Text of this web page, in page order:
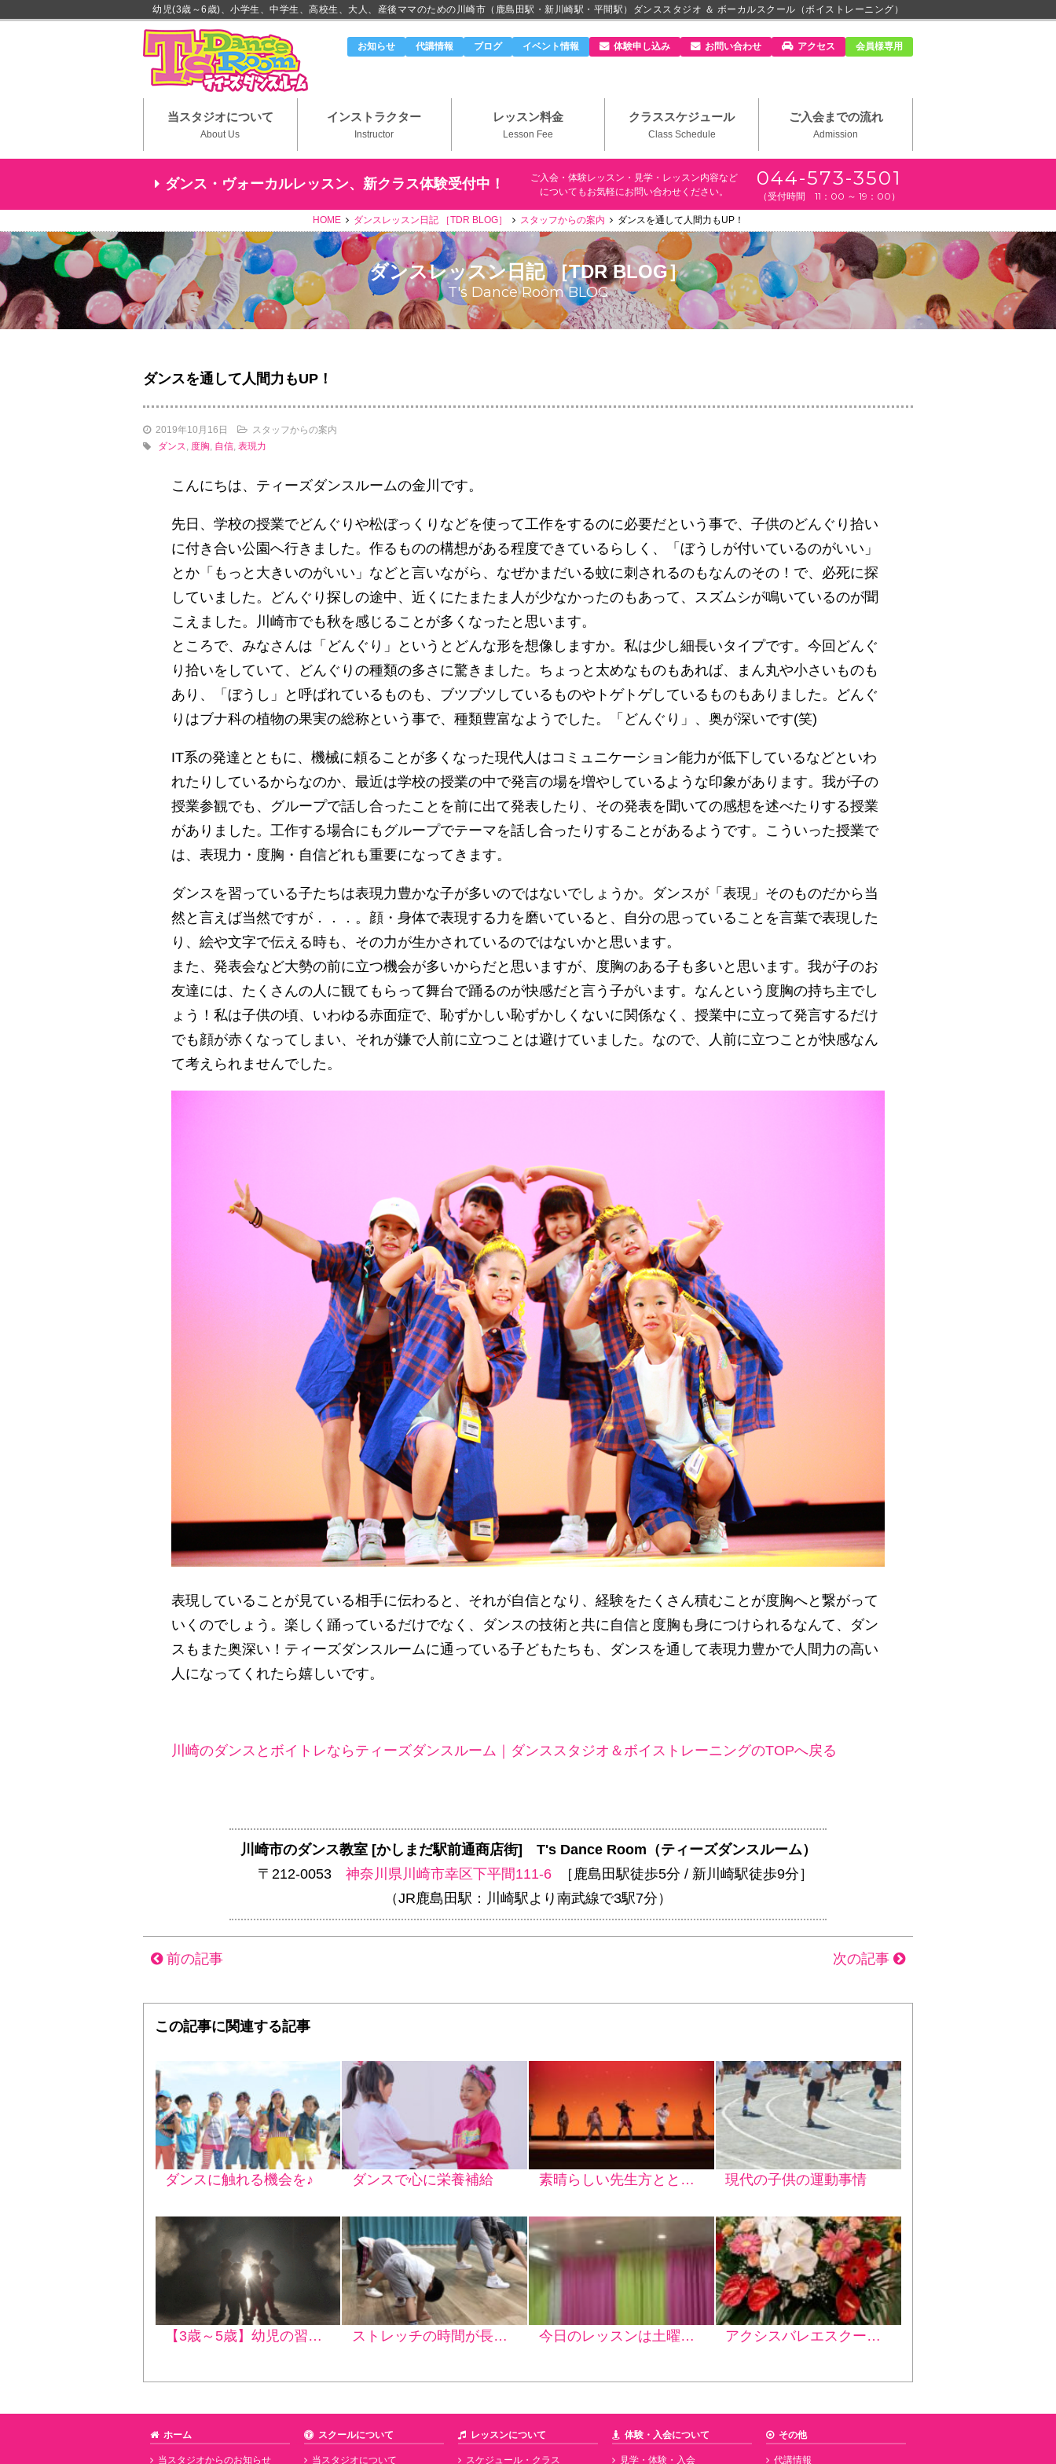
幼児(3歳～6歳)、小学生、中学生、高校生、大人、産後ママのための川崎市（鹿島田駅・新川崎駅・平間駅）ダンススタジオ ＆ ボーカルスクール（ボイストレーニング）
川崎市のダンススタジオ＆ボーカルスクール「T's Dance Room」
お知らせ 代講情報 ブログ イベント情報 体験申し込み お問い合わせ アクセス 会員様専用
当スタジオについて
About Us
インストラクター
Instructor
レッスン料金
Lesson Fee
クラススケジュール
Class Schedule
ご入会までの流れ
Admission
ダンス・ヴォーカルレッスン、新クラス体験受付中！
ご入会・体験レッスン・見学・レッスン内容など
についてもお気軽にお問い合わせください。
044-573-3501
（受付時間 11：00 ～ 19：00）
HOME ダンスレッスン日記 ［TDR BLOG］ スタッフからの案内 ダンスを通して人間力もUP！
ダンスレッスン日記 ［TDR BLOG］
T's Dance Room BLOG
ダンスを通して人間力もUP！
2019年10月16日
スタッフからの案内
ダンス, 度胸, 自信, 表現力
こんにちは、ティーズダンスルームの金川です。
先日、学校の授業でどんぐりや松ぼっくりなどを使って工作をするのに必要だという事で、子供のどんぐり拾い
に付き合い公園へ行きました。作るものの構想がある程度できているらしく、「ぼうしが付いているのがいい」
とか「もっと大きいのがいい」などと言いながら、なぜかまだいる蚊に刺されるのもなんのその！で、必死に探
していました。どんぐり探しの途中、近くにたまたま人が少なかったのもあって、スズムシが鳴いているのが聞
こえました。川崎市でも秋を感じることが多くなったと思います。
ところで、みなさんは「どんぐり」というとどんな形を想像しますか。私は少し細長いタイプです。今回どんぐ
り拾いをしていて、どんぐりの種類の多さに驚きました。ちょっと太めなものもあれば、まん丸や小さいものも
あり、「ぼうし」と呼ばれているものも、ブツブツしているものやトゲトゲしているものもありました。どんぐ
りはブナ科の植物の果実の総称という事で、種類豊富なようでした。「どんぐり」、奥が深いです(笑)
IT系の発達とともに、機械に頼ることが多くなった現代人はコミュニケーション能力が低下しているなどといわ
れたりしているからなのか、最近は学校の授業の中で発言の場を増やしているような印象があります。我が子の
授業参観でも、グループで話し合ったことを前に出て発表したり、その発表を聞いての感想を述べたりする授業
がありました。工作する場合にもグループでテーマを話し合ったりすることがあるようです。こういった授業で
は、表現力・度胸・自信どれも重要になってきます。
ダンスを習っている子たちは表現力豊かな子が多いのではないでしょうか。ダンスが「表現」そのものだから当
然と言えば当然ですが．．．。顔・身体で表現する力を磨いていると、自分の思っていることを言葉で表現した
り、絵や文字で伝える時も、その力が生かされているのではないかと思います。
また、発表会など大勢の前に立つ機会が多いからだと思いますが、度胸のある子も多いと思います。我が子のお
友達には、たくさんの人に観てもらって舞台で踊るのが快感だと言う子がいます。なんという度胸の持ち主でし
ょう！私は子供の頃、いわゆる赤面症で、恥ずかしい恥ずかしくないに関係なく、授業中に立って発言するだけ
でも顔が赤くなってしまい、それが嫌で人前に立つことは避けていました。なので、人前に立つことが快感なん
て考えられませんでした。
表現していることが見ている相手に伝わると、それが自信となり、経験をたくさん積むことが度胸へと繋がって
いくのでしょう。楽しく踊っているだけでなく、ダンスの技術と共に自信と度胸も身につけられるなんて、ダン
スもまた奥深い！ティーズダンスルームに通っている子どもたちも、ダンスを通して表現力豊かで人間力の高い
人になってくれたら嬉しいです。
川崎のダンスとボイトレならティーズダンスルーム｜ダンススタジオ＆ボイストレーニングのTOPへ戻る
川崎市のダンス教室 [かしまだ駅前通商店街] T's Dance Room（ティーズダンスルーム）
〒212-0053
神奈川県川崎市幸区下平間111-6
［鹿島田駅徒歩5分 / 新川崎駅徒歩9分］
（JR鹿島田駅：川崎駅より南武線で3駅7分）
前の記事 次の記事
この記事に関連する記事
ダンスに触れる機会を♪ ダンスで心に栄養補給 素晴らしい先生方とともに楽しいダンスを！ 現代の子供の運動事情
【3歳～5歳】幼児の習い事にダンスが選ばれる理由は？ ストレッチの時間が長いのはどうして？ 今日のレッスンは土曜幼児クラス＆2コマレッスンを受けたい方へのお得情報！！ アクシスバレエスクール 発表会へご招待いただきました♪
ホーム
当スタジオからのお知らせ
スクールについて
当スタジオについて
レッスンについて
スケジュール・クラス
体験・入会について
見学・体験・入会
その他
代講情報